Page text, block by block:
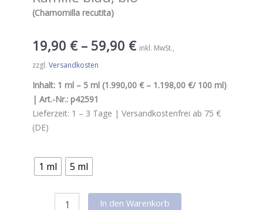
(Chamomilla recutita)
19,90 €– 59,90 € inkl. MwSt.
zzgl. Versandkosten
Inhalt: 1 ml – 5 ml (1.990,00 € – 1.198,00 €/ 100 ml)
| Art.-Nr.: p42591
Lieferzeit: 1 – 3 Tage | Versandkostenfrei ab 75 €
(DE)
1 ml 5 ml
In den Warenkorb